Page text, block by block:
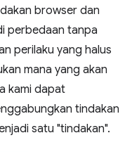
browser dan
perbedaan tanpa
perilaku yang halus
mana yang akan
kami dapat
tindakan
satu "tindakan".